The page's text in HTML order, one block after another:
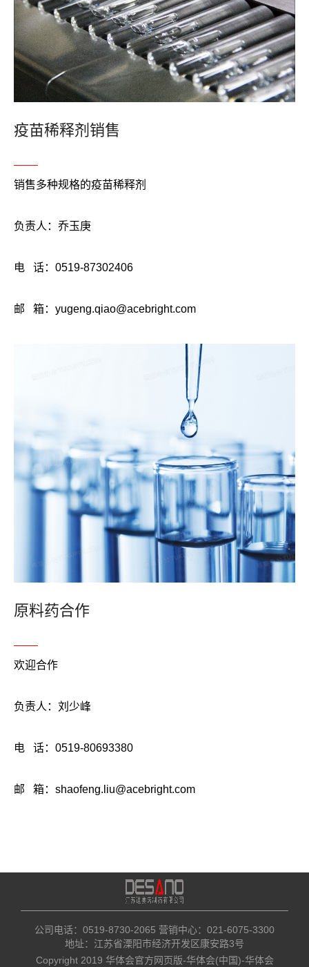
疫苗稀释剂销售
销售多种规格的疫苗稀释剂
负责人：乔玉庚
电 话：0519-87302406
邮 箱：yugeng.qiao@acebright.com
原料药合作
欢迎合作
负责人：刘少峰
电 话：0519-80693380
邮 箱：shaofeng.liu@acebright.com
公司电话：0519-8730-2065​ 营销中心：021-6075-3300
地址：江苏省溧阳市经济开发区康安路3号
Copyright 2019 华体会官方网页版-华体会(中国)-华体会